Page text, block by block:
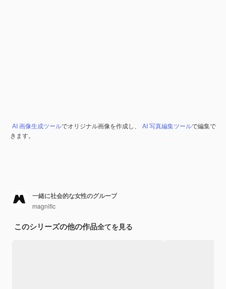
AI 画像生成ツールでオリジナル画像を作成し、 AI 写真編集ツールで編集で
きます。
一緒に社会的な女性のグループ
magnific
このシリーズの他の作品全てを見る